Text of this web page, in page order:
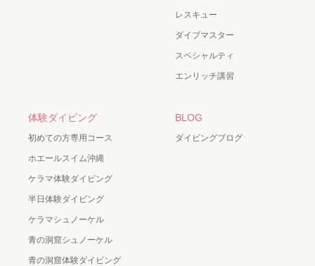
レスキュー
ダイブマスター
スペシャルティ
エンリッチ講習
体験ダイビング
初めての方専用コース
ホエールスイム沖縄
ケラマ体験ダイビング
半日体験ダイビング
ケラマシュノーケル
青の洞窟シュノーケル
青の洞窟体験ダイビング
BLOG
ダイビングブログ